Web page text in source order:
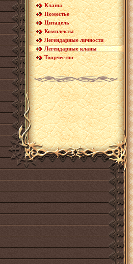
Кланы
Поместье
Цитадель
Комплекты
Легендарные личности
Легендарные кланы
Творчество